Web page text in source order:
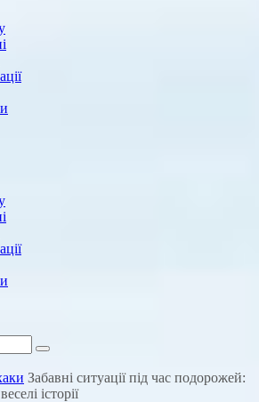
Забавні ситуації під час подорожей:
історії